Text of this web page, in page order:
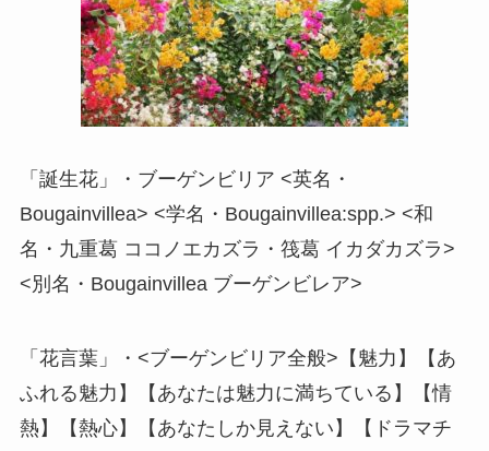
「誕生花」・ブーゲンビリア <英名・
Bougainvillea> <学名・Bougainvillea:spp.> <和
名・九重葛 ココノエカズラ・筏葛 イカダカズラ>
<別名・Bougainvillea ブーゲンビレア>
「花言葉」・<ブーゲンビリア全般>【魅力】【あ
ふれる魅力】【あなたは魅力に満ちている】【情
熱】【熱心】【あなたしか見えない】【ドラマチ